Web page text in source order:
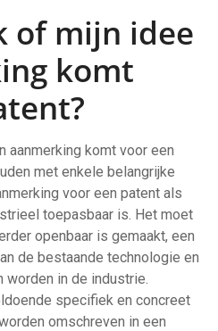
of mijn idee
komt
aanmerking komt voor een
met enkele belangrijke
voor een patent als
toepasbaar is. Het moet
openbaar is gemaakt, een
de bestaande technologie en
worden in de industrie.
specifiek en concreet
omschreven in een